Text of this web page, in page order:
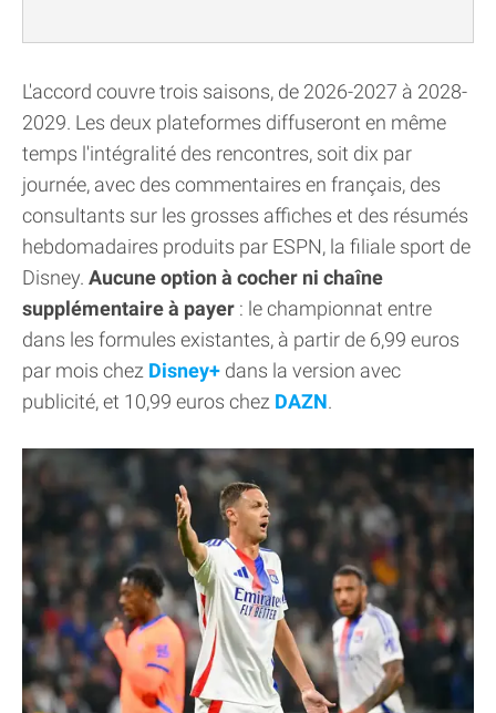
L'accord couvre trois saisons, de 2026-2027 à 2028-
2029. Les deux plateformes diffuseront en même
temps l'intégralité des rencontres, soit dix par
journée, avec des commentaires en français, des
consultants sur les grosses affiches et des résumés
hebdomadaires produits par ESPN, la filiale sport de
Disney. Aucune option à cocher ni chaîne
supplémentaire à payer : le championnat entre
dans les formules existantes, à partir de 6,99 euros
par mois chez Disney+ dans la version avec
publicité, et 10,99 euros chez DAZN.